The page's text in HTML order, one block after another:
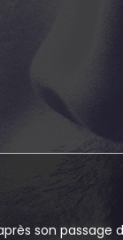
son passage